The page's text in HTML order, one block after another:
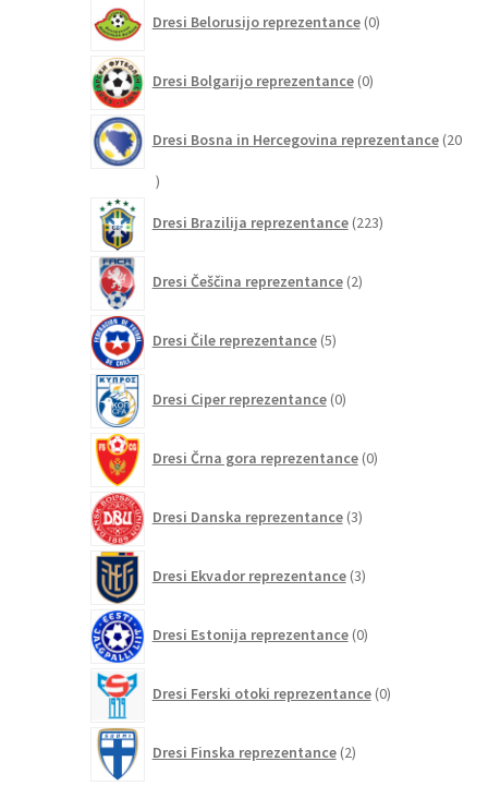
Dresi Belorusijo reprezentance 0izdelkov
Dresi Bolgarijo reprezentance 0izdelkov
Dresi Bosna in Hercegovina reprezentance 20
20
Dresi Brazilija reprezentance 223izdelkov
Dresi Češčina reprezentance 2izdelka
Dresi Čile reprezentance 5izdelkov
Dresi Ciper reprezentance 0izdelkov
Dresi Črna gora reprezentance 0izdelkov
Dresi Danska reprezentance 3izdelki
Dresi Ekvador reprezentance 3izdelki
Dresi Estonija reprezentance 0izdelkov
Dresi Ferski otoki reprezentance 0izdelkov
Dresi Finska reprezentance 2izdelka